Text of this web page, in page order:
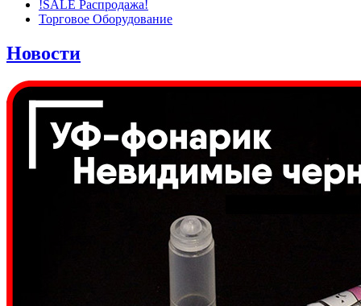
!SALE Распродажа!
Торговое Оборудование
Новости